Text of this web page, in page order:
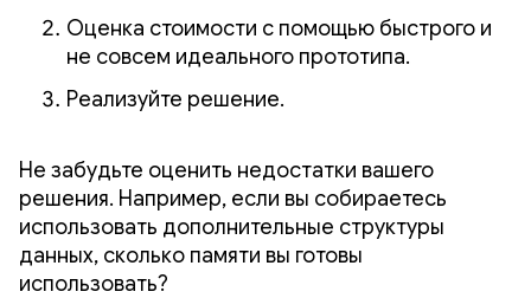
Оценка стоимости с помощью быстрого и
не совсем идеального прототипа.
Реализуйте решение.
Не забудьте оценить недостатки вашего
решения. Например, если вы собираетесь
использовать дополнительные структуры
данных, сколько памяти вы готовы
использовать?